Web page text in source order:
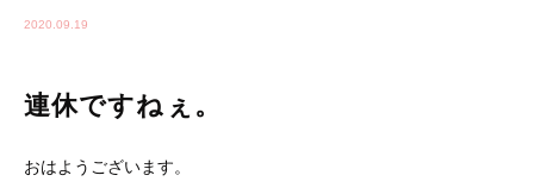
2020.09.19
連休ですねぇ。
おはようございます。